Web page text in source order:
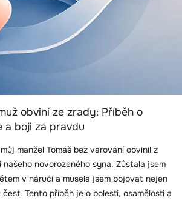
obviní ze zrady: Příběh o
a boji za pravdu
manžel Tomáš bez varování obvinil z
našeho novorozeného syna. Zůstala jsem
v náručí a musela jsem bojovat nejen
Tento příběh je o bolesti, osamělosti a